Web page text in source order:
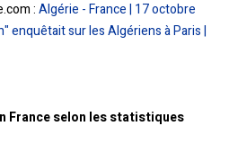
:Algérie - France | 17 octobre
enquêtait sur les Algériens à Paris |
France selon les statistiques